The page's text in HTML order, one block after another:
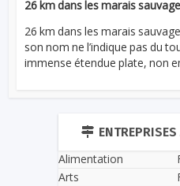
26 km dans les marais
26 km dans les marais
son nom ne l’indique pas du
immense étendue plate, non
Alimentation
Arts